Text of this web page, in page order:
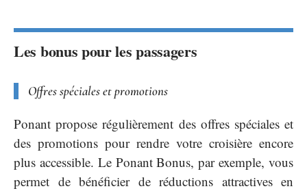
Les bonus pour les passagers
Offres spéciales et promotions
Ponant propose régulièrement des offres spéciales et
des promotions pour rendre votre croisière encore
plus accessible. Le Ponant Bonus, par exemple, vous
permet de bénéficier de réductions attractives en